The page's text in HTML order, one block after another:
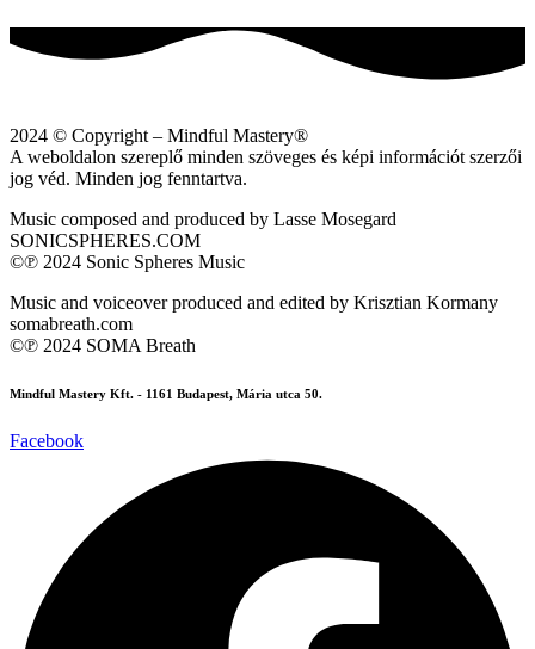
2024 © Copyright – Mindful Mastery®
A weboldalon szereplő minden szöveges és képi információt szerzői
jog véd. Minden jog fenntartva.
Music composed and produced by Lasse Mosegard
SONICSPHERES.COM
©℗ 2024 Sonic Spheres Music
Music and voiceover produced and edited by Krisztian Kormany
somabreath.com
©℗ 2024 SOMA Breath
Mindful Mastery Kft. - 1161 Budapest, Mária utca 50.
Facebook